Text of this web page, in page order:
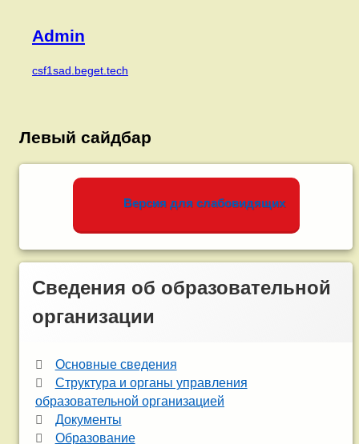
Admin
csf1sad.beget.tech
Левый сайдбар
Версия для слабовидящих
Сведения об образовательной
организации
Основные сведения
Структура и органы управления
образовательной организацией
Документы
Образование